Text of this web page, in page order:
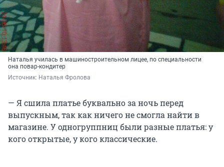
Наталья училась в машиностроительном лицее, по специальности
она повар-кондитер
Источник: Наталья Фролова
— Я сшила платье буквально за ночь перед
выпускным, так как ничего не смогла найти в
магазине. У одногруппниц были разные платья: у
кого открытые, у кого классические.